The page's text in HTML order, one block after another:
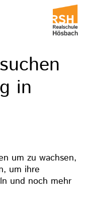
in
um zu wachsen,
um ihre
und noch mehr